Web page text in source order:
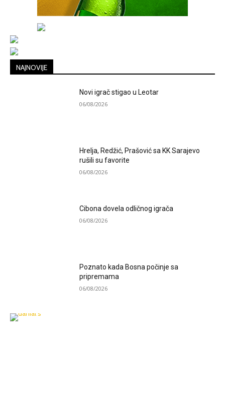
NAJNOVIJE
Novi igrač stigao u Leotar
06/08/2026
Hrelja, Redžić, Prašović sa KK Sarajevo
rušili su favorite
06/08/2026
Cibona dovela odličnog igrača
06/08/2026
Poznato kada Bosna počinje sa
pripremama
06/08/2026